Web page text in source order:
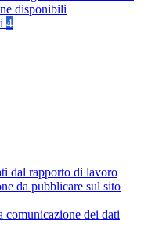
disponibili
4
dal rapporto di lavoro
da pubblicare sul sito
comunicazione dei dati